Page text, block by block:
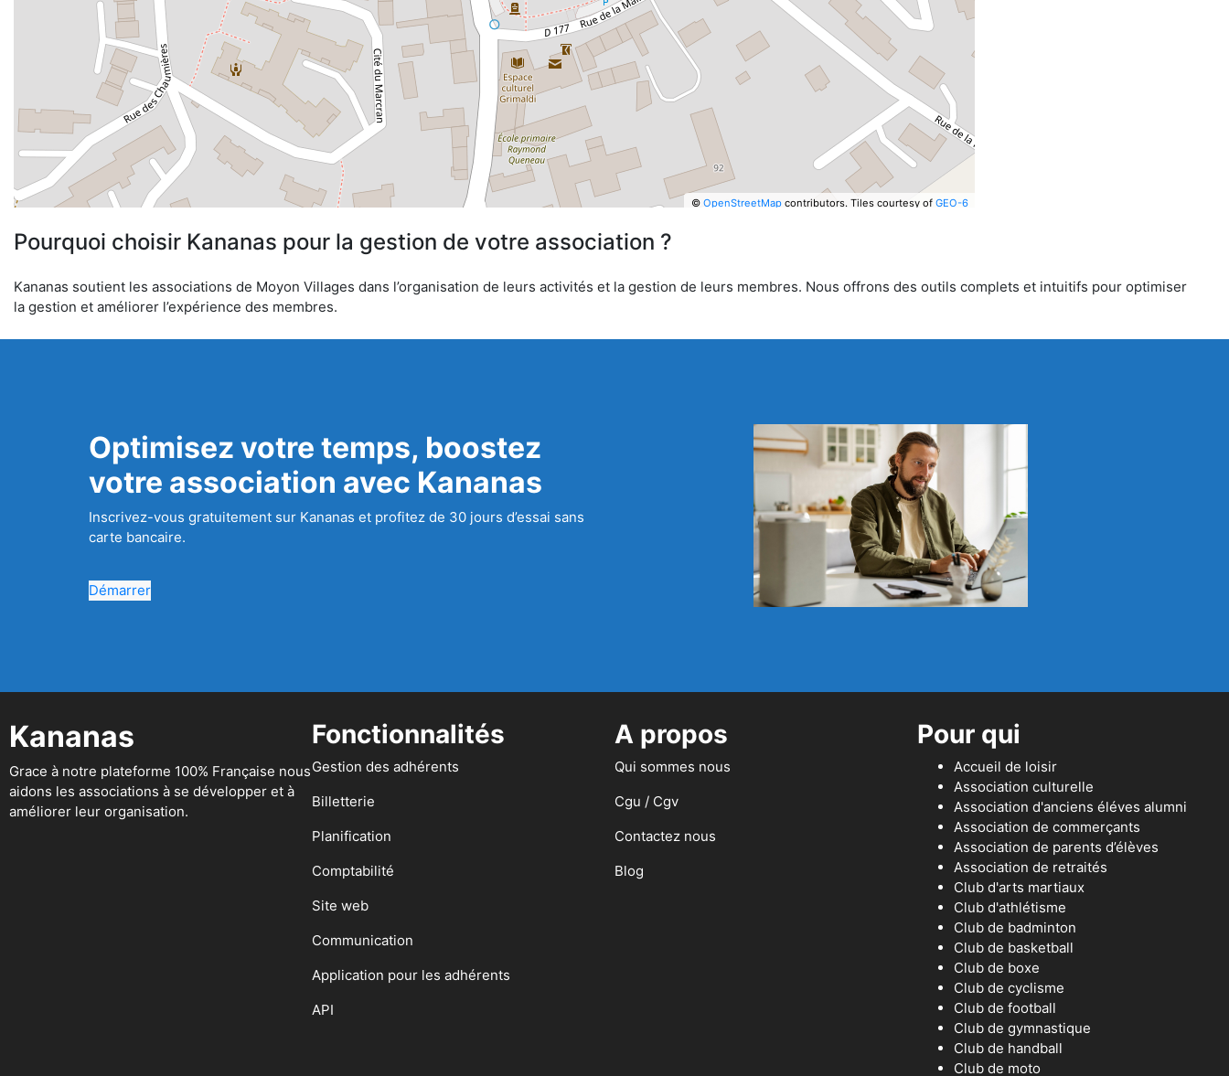
© OpenStreetMapcontributors. Tiles courtesy of GEO-6
Pourquoi choisir Kananas pour la gestion de votre association ?
Kananas soutient les associations de Moyon Villages dans l’organisation de leurs activités et la gestion de leurs membres. Nous offrons des outils complets et intuitifs pour optimiser
la gestion et améliorer l’expérience des membres.
Optimisez votre temps, boostez
votre association avec Kananas
Inscrivez-vous gratuitement sur Kananas et profitez de 30 jours d’essai sans
carte bancaire.
Démarrer
Kananas
Grace à notre plateforme 100% Française nous
aidons les associations à se développer et à
améliorer leur organisation.
Fonctionnalités
Gestion des adhérents
Billetterie
Planification
Comptabilité
Site web
Communication
Application pour les adhérents
API
A propos
Qui sommes nous
Cgu / Cgv
Contactez nous
Blog
Pour qui
Accueil de loisir
Association culturelle
Association d'anciens éléves alumni
Association de commerçants
Association de parents d’élèves
Association de retraités
Club d'arts martiaux
Club d'athlétisme
Club de badminton
Club de basketball
Club de boxe
Club de cyclisme
Club de football
Club de gymnastique
Club de handball
Club de moto